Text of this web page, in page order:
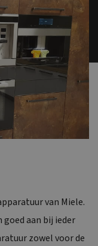
van Miele.
aan bij ieder
zowel voor de